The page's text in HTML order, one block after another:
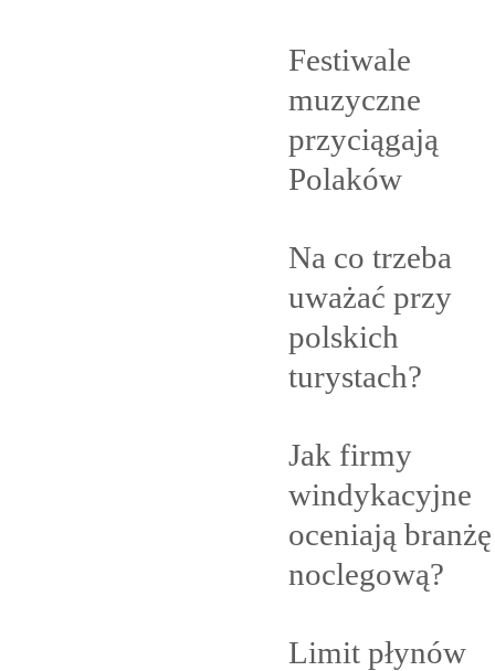
Festiwale
muzyczne
przyciągają
Polaków
Na co trzeba
uważać przy
polskich
turystach?
Jak firmy
windykacyjne
oceniają branżę
noclegową?
Limit płynów